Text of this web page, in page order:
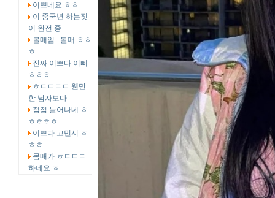
이쁘네요 ㅎㅎ
이 중국년 하는짓
이 완전 중
볼매임...볼매 ㅎㅎ
ㅎ
진짜 이쁘다 이뻐
ㅎㅎㅎ
ㅎㄷㄷㄷㄷ 웬만
한 남자보다
점점 늘어나네 ㅎ
ㅎㅎㅎㅎ
이쁘다 고민시 ㅎ
ㅎㅎ
몸매가 ㅎㄷㄷㄷ
하네요 ㅎ